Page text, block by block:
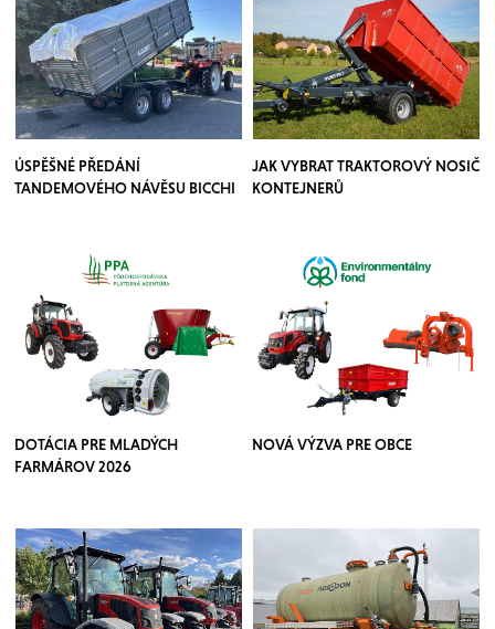
ÚSPĚŠNÉ PŘEDÁNÍ
TANDEMOVÉHO NÁVĚSU BICCHI
JAK VYBRAT TRAKTOROVÝ NOSIČ
KONTEJNERŮ
DOTÁCIA PRE MLADÝCH
FARMÁROV 2026
NOVÁ VÝZVA PRE OBCE